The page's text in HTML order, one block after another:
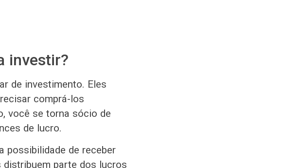
investir?
de investimento. Eles
comprá-los
você se torna sócio de
de lucro.
possibilidade de receber
parte dos lucros